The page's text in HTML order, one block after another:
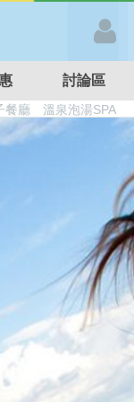
討論區
親子景點
泡湯SPA